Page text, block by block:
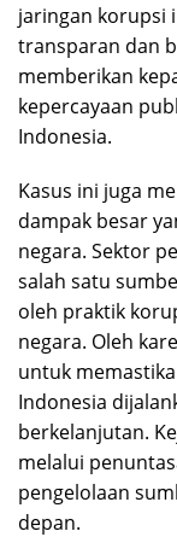
jaringan korupsi
transparan dan
memberikan
kepercayaan
Indonesia.
Kasus ini juga
dampak besar
negara. Sektor
salah satu
oleh praktik
negara. Oleh
untuk
Indonesia
berkelanjutan.
melalui
pengelolaan
depan.